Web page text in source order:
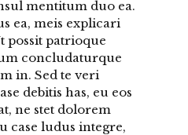
mentitum duo ea.
ea, meis explicari
possit patrioque
concludaturque
in. Sed te veri
debitis has, eu eos
ne stet dolorem
case ludus integre,